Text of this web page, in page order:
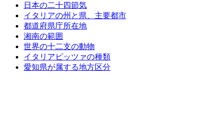
日本の二十四節気
イタリアの州と県、主要都市
都道府県庁所在地
湘南の範囲
世界の十二支の動物
イタリアピッツァの種類
愛知県が属する地方区分